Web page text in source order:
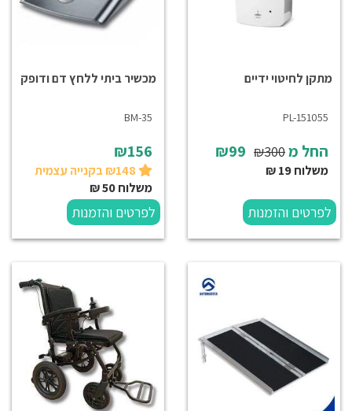
מתקן לחיטוי ידיים
PL-151055
החל מ₪300
משלוח 19 ₪
לפרטים והזמנות
מכשיר ביתי ללחץ דם ודופק
BM-35
₪156
משלוח 50 ₪
לפרטים והזמנות